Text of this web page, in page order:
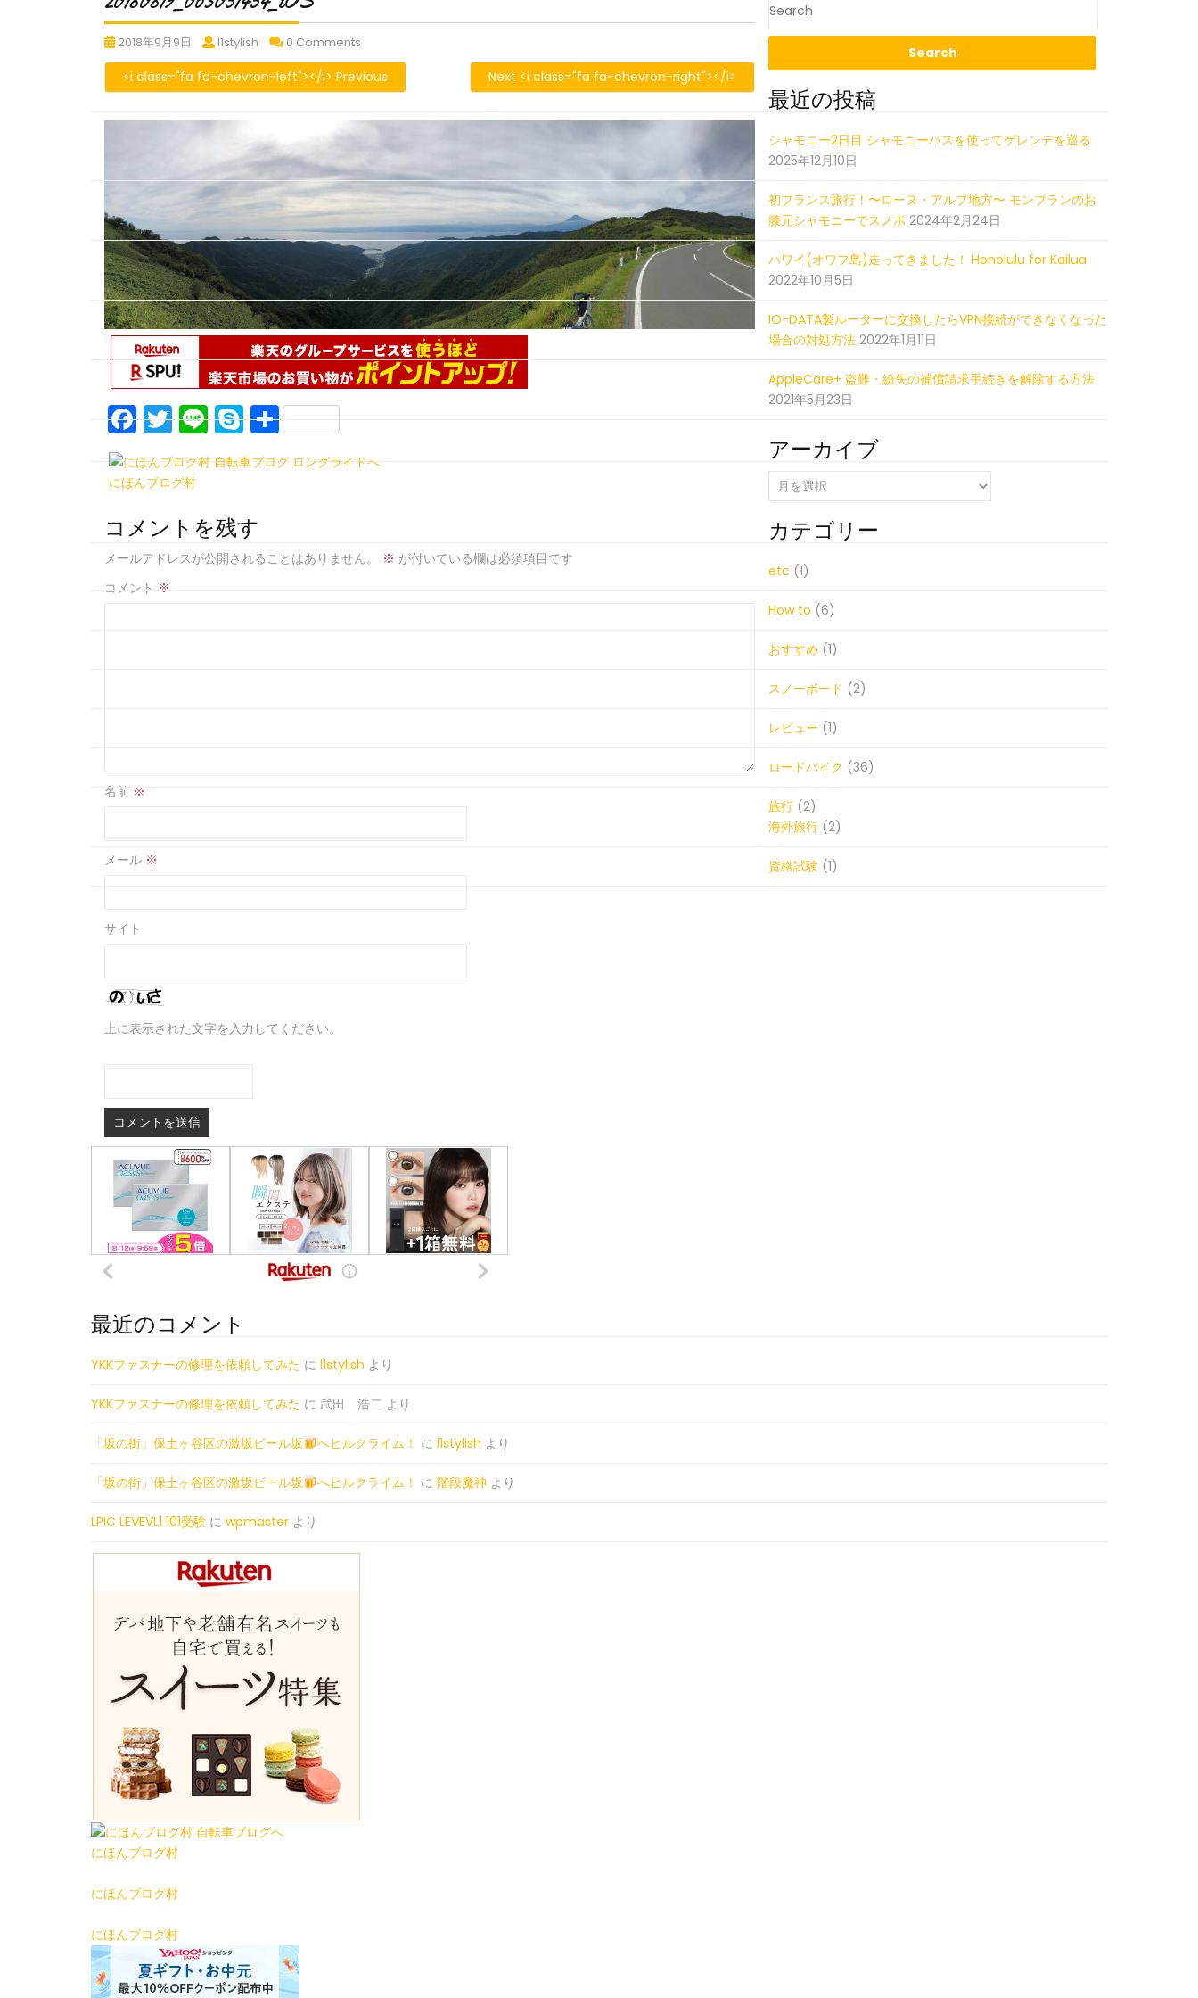
2018年9月9日 20180819_063051454_iOS
l1stylish 20180819_063051454_iOS
0 Comments
<i class="fa fa-chevron-left"></i> Previous Next <i class="fa fa-chevron-right"></i>
F
a
c
b
o
o
T
w
itt
Li
n
e
S
k
y
e
共
有
にほんブログ村
コメントを残す
メールアドレスが公開されることはありません。 ※ が付いている欄は必須項目です
コメント ※
名前 ※
メール ※
サイト
上に表示された文字を入力してください。
最近の投稿
シャモニー2日目 シャモニーバスを使ってゲレンデを巡る
2025年12月10日
初フランス旅行！〜ローヌ・アルプ地方〜 モンブランのお
膝元シャモニーでスノボ 2024年2月24日
ハワイ(オワフ島)走ってきました！ Honolulu for Kailua
2022年10月5日
IO-DATA製ルーターに交換したらVPN接続ができなくなった
場合の対処方法 2022年1月11日
AppleCare+ 盗難・紛失の補償請求手続きを解除する方法
2021年5月23日
アーカイブ
ー
カ
イ
ブ
カテゴリー
etc (1)
How to (6)
おすすめ (1)
スノーボード (2)
レビュー (1)
ロードバイク (36)
旅行 (2)
海外旅行 (2)
資格試験 (1)
最近のコメント
YKKファスナーの修理を依頼してみた に l1stylish より
YKKファスナーの修理を依頼してみた に 武田 浩二 より
「坂の街」保土ヶ谷区の激坂ビール坂 へヒルクライム！ に l1stylish より
「坂の街」保土ヶ谷区の激坂ビール坂 へヒルクライム！ に 階段魔神 より
LPIC LEVEVL1 101受験 に wpmaster より
にほんブログ村
にほんブログ村
にほんブログ村